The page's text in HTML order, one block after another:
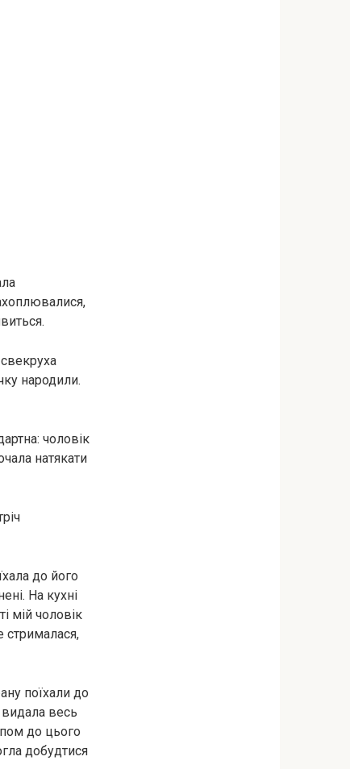
народили.
чоловік
натякати
до його
На кухні
мій чоловік
стрималася,
поїхали до
видала весь
до цього
добудтися